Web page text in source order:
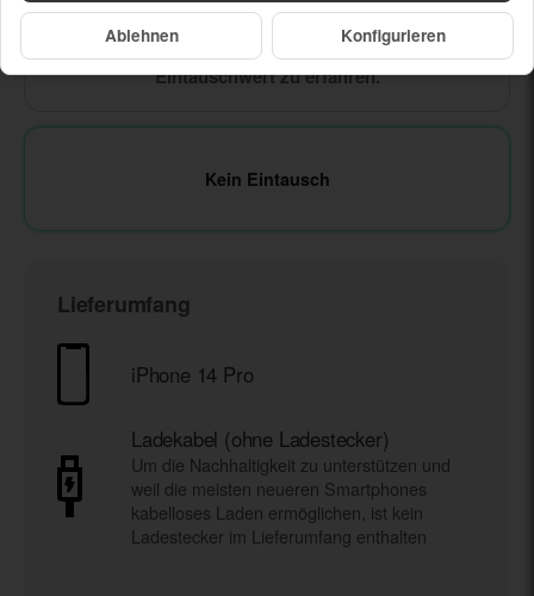
Smartphone auswählen
Beantworte ein paar Fragen, um den geschätzten
Eintauschwert zu erfahren.
Kein Eintausch
Lieferumfang
iPhone 14 Pro
Ladekabel (ohne Ladestecker)
Um die Nachhaltigkeit zu unterstützen und
weil die meisten neueren Smartphones
kabelloses Laden ermöglichen, ist kein
Ladestecker im Lieferumfang enthalten
Ablehnen Konfigurieren